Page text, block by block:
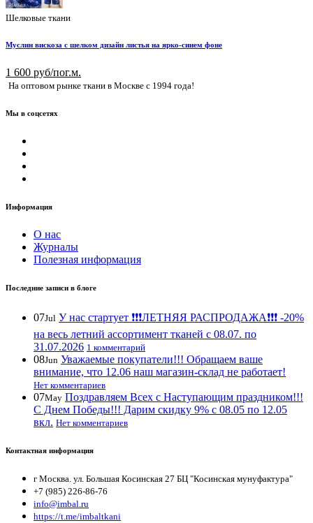
Шелковые ткани
Муслин вискоза с шелком дизайн листья на ярко-синем фоне
1 600 руб/пог.м.
На оптовом рынке ткани в Москве с 1994 года!
Мы в соцсетях
Информация
О нас
Журналы
Полезная информация
Последние записи в блоге
07Jul У нас стартует ❗️❗️❗️ЛЕТНЯЯ РАСПРОДАЖА❗️❗️❗️ -20%
на весь летний ассортимент тканей с 08.07. по
31.07.2026 1 комментарий
08Jun Уважаемые покупатели!!! Обращаем ваше
внимание, что 12.06 наш магазин-склад не работает!
Нет комментариев
07May Поздравляем Всех с Наступающим праздником!!!
С Днем Победы!!! Дарим скидку 9% с 08.05 по 12.05
вкл. Нет комментариев
Контактная информация
г Москва. ул. Большая Косинская 27 БЦ "Косинская мунуфактура"
+7 (985) 226-86-76
info@imbal.ru
https://t.me/imbaltkani